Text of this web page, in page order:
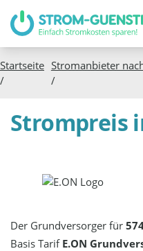
Startseite
/
Stromanbieter
/
Strompreis
Der Grundversorger für
Basis Tarif E.ON